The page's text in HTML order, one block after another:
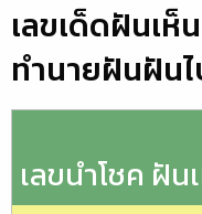
เลขเด็ดฝันเห็
ทำนายฝันฝัน
เลขนำโชค ฝัน